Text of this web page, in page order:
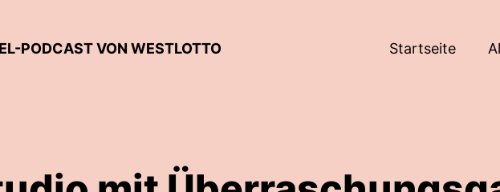
PODCAST VON WESTLOTTO Startseite